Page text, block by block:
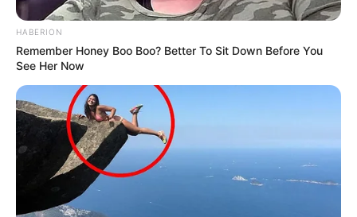
HABERION
Remember Honey Boo Boo? Better To Sit Down Before You
See Her Now